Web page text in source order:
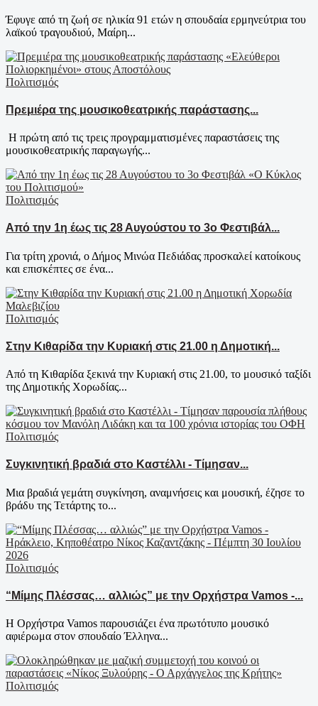
Έφυγε από τη ζωή σε ηλικία 91 ετών η σπουδαία ερμηνεύτρια του
λαϊκού τραγουδιού, Μαίρη...
Πολιτισμός
Πρεμιέρα της μουσικοθεατρικής παράστασης...
Η πρώτη από τις τρεις προγραμματισμένες παραστάσεις της
μουσικοθεατρικής παραγωγής...
Πολιτισμός
Από την 1η έως τις 28 Αυγούστου το 3ο Φεστιβάλ...
Για τρίτη χρονιά, ο Δήμος Μινώα Πεδιάδας προσκαλεί κατοίκους
και επισκέπτες σε ένα...
Πολιτισμός
Στην Κιθαρίδα την Κυριακή στις 21.00 η Δημοτική...
Από τη Κιθαρίδα ξεκινά την Κυριακή στις 21.00, το μουσικό ταξίδι
της Δημοτικής Χορωδίας...
Πολιτισμός
Συγκινητική βραδιά στο Καστέλλι - Τίμησαν...
Μια βραδιά γεμάτη συγκίνηση, αναμνήσεις και μουσική, έζησε το
βράδυ της Τετάρτης το...
Πολιτισμός
“Μίμης Πλέσσας… αλλιώς” με την Ορχήστρα Vamos -...
Η Ορχήστρα Vamos παρουσιάζει ένα πρωτότυπο μουσικό
αφιέρωμα στον σπουδαίο Έλληνα...
Πολιτισμός